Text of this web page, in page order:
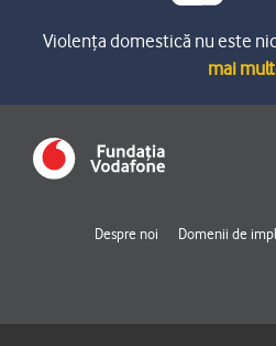
Violența domestică nu este
mai
Despre noi Domenii de